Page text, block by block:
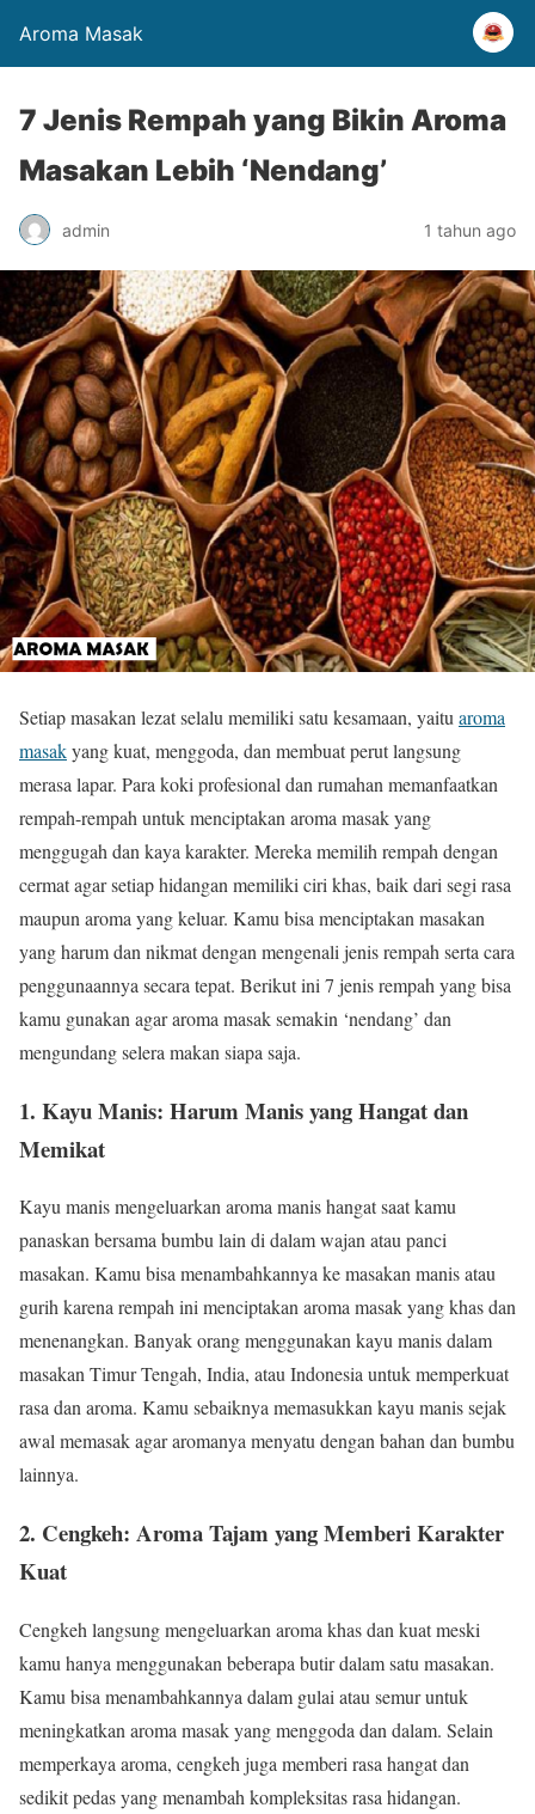
Aroma Masak
7 Jenis Rempah yang Bikin Aroma
Masakan Lebih ‘Nendang’
admin 1 tahun ago
Setiap masakan lezat selalu memiliki satu kesamaan, yaitu aroma
masakyang kuat, menggoda, dan membuat perut langsung
merasa lapar. Para koki profesional dan rumahan memanfaatkan
rempah-rempah untuk menciptakan aroma masak yang
menggugah dan kaya karakter. Mereka memilih rempah dengan
cermat agar setiap hidangan memiliki ciri khas, baik dari segi rasa
maupun aroma yang keluar. Kamu bisa menciptakan masakan
yang harum dan nikmat dengan mengenali jenis rempah serta cara
penggunaannya secara tepat. Berikut ini 7 jenis rempah yang bisa
kamu gunakan agar aroma masak semakin ‘nendang’ dan
mengundang selera makan siapa saja.
1. Kayu Manis: Harum Manis yang Hangat dan
Memikat
Kayu manis mengeluarkan aroma manis hangat saat kamu
panaskan bersama bumbu lain di dalam wajan atau panci
masakan. Kamu bisa menambahkannya ke masakan manis atau
gurih karena rempah ini menciptakan aroma masak yang khas dan
menenangkan. Banyak orang menggunakan kayu manis dalam
masakan Timur Tengah, India, atau Indonesia untuk memperkuat
rasa dan aroma. Kamu sebaiknya memasukkan kayu manis sejak
awal memasak agar aromanya menyatu dengan bahan dan bumbu
lainnya.
2. Cengkeh: Aroma Tajam yang Memberi Karakter
Kuat
Cengkeh langsung mengeluarkan aroma khas dan kuat meski
kamu hanya menggunakan beberapa butir dalam satu masakan.
Kamu bisa menambahkannya dalam gulai atau semur untuk
meningkatkan aroma masak yang menggoda dan dalam. Selain
memperkaya aroma, cengkeh juga memberi rasa hangat dan
sedikit pedas yang menambah kompleksitas rasa hidangan.